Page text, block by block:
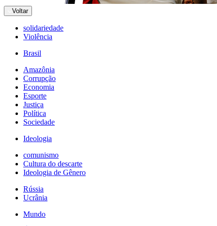
Voltar
solidariedade
Violência
Brasil
Amazônia
Corrupção
Economia
Esporte
Justiça
Política
Sociedade
Ideologia
comunismo
Cultura do descarte
Ideologia de Gênero
Rússia
Ucrânia
Mundo